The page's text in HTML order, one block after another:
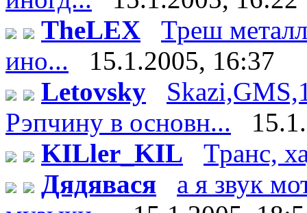
TheLEX
Треш
ино...
15.1.2005, 16:37
Letovsky
Рэпчину в основн...
KILler_KIL
Транс,
Дядявася
а я звук